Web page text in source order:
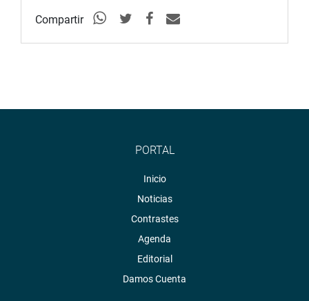
Compartir
PORTAL
Inicio
Noticias
Contrastes
Agenda
Editorial
Damos Cuenta